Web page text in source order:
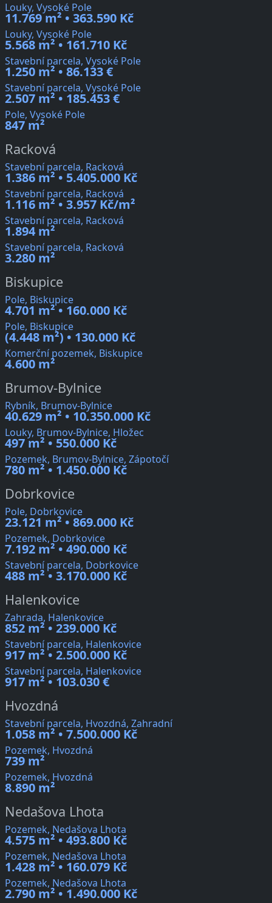
Louky, Vysoké Pole
11.769 m² • 363.590 Kč
Louky, Vysoké Pole
5.568 m² • 161.710 Kč
Stavební parcela, Vysoké Pole
1.250 m² • 86.133 €
Stavební parcela, Vysoké Pole
2.507 m² • 185.453 €
Pole, Vysoké Pole
847 m²
Racková
Stavební parcela, Racková
1.386 m² • 5.405.000 Kč
Stavební parcela, Racková
1.116 m² • 3.957 Kč/m²
Stavební parcela, Racková
1.894 m²
Stavební parcela, Racková
3.280 m²
Biskupice
Pole, Biskupice
4.701 m² • 160.000 Kč
Pole, Biskupice
(4.448 m²) • 130.000 Kč
Komerční pozemek, Biskupice
4.600 m²
Brumov-Bylnice
Rybník, Brumov-Bylnice
40.629 m² • 10.350.000 Kč
Louky, Brumov-Bylnice, Hložec
497 m² • 550.000 Kč
Pozemek, Brumov-Bylnice, Zápotočí
780 m² • 1.450.000 Kč
Dobrkovice
Pole, Dobrkovice
23.121 m² • 869.000 Kč
Pozemek, Dobrkovice
7.192 m² • 490.000 Kč
Stavební parcela, Dobrkovice
488 m² • 3.170.000 Kč
Halenkovice
Zahrada, Halenkovice
852 m² • 239.000 Kč
Stavební parcela, Halenkovice
917 m² • 2.500.000 Kč
Stavební parcela, Halenkovice
917 m² • 103.030 €
Hvozdná
Stavební parcela, Hvozdná, Zahradní
1.058 m² • 7.500.000 Kč
Pozemek, Hvozdná
739 m²
Pozemek, Hvozdná
8.890 m²
Nedašova Lhota
Pozemek, Nedašova Lhota
4.575 m² • 493.800 Kč
Pozemek, Nedašova Lhota
1.428 m² • 160.079 Kč
Pozemek, Nedašova Lhota
2.790 m² • 1.490.000 Kč